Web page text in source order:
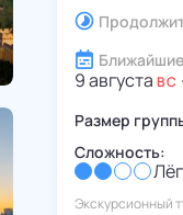
9 августа ВС
Размер
Сложность:
Экскурсионный